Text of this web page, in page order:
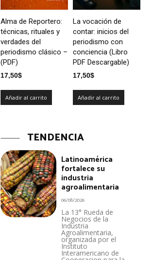
Alma de Reportero:
técnicas, rituales y
verdades del
periodismo clásico –
(PDF)
17,50$
Añadir al carrito
La vocación de
contar: inicios del
periodismo con
conciencia (Libro
PDF Descargable)
17,50$
Añadir al carrito
TENDENCIA
Latinoamérica
fortalece su
industria
agroalimentaria
06/08/2026
La 13° Rueda de
Negocios de la
Industria
Agroalimentaria,
organizada por el
Instituto
Interamericano de